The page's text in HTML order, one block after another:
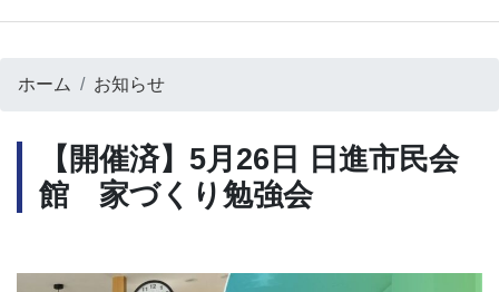
ホーム お知らせ
【開催済】5月26日 日進市民会
館 家づくり勉強会